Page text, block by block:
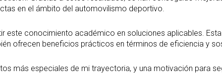
en el ámbito del automovilismo deportivo.
este conocimiento académico en soluciones aplicables.
ofrecen beneficios prácticos en términos de eficiencia y
más especiales de mi trayectoria, y una motivación para